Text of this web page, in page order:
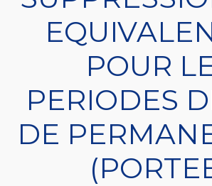
POUR
PERIODES
DE